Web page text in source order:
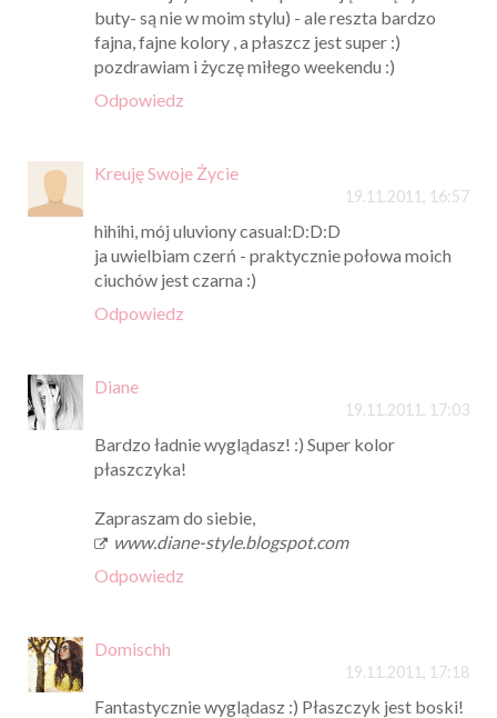
buty- są nie w moim stylu) - ale reszta bardzo
fajna, fajne kolory , a płaszcz jest super :)
pozdrawiam i życzę miłego weekendu :)
Odpowiedz
Kreuję Swoje Życie
19.11.2011, 16:57
hihihi, mój uluviony casual:D:D:D
ja uwielbiam czerń - praktycznie połowa moich
ciuchów jest czarna :)
Odpowiedz
Diane
19.11.2011, 17:03
Bardzo ładnie wyglądasz! :) Super kolor
płaszczyka!
Zapraszam do siebie,
www.diane-style.blogspot.com
Odpowiedz
Domischh
19.11.2011, 17:18
Fantastycznie wyglądasz :) Płaszczyk jest boski!